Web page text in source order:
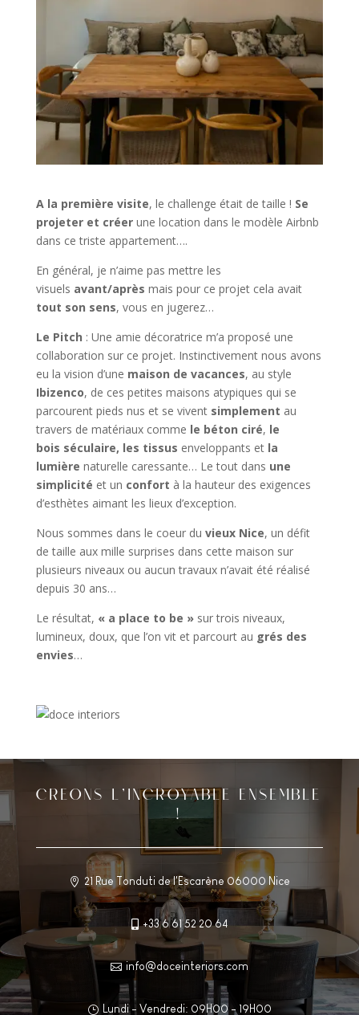
A la première visite, le challenge était de taille ! Se
projeter et créerune location dans le modèle Airbnb
dans ce triste appartement….
En général, je n’aime pas mettre les
visuels avant/après mais pour ce projet cela avait
tout son sens, vous en jugerez…
Le Pitch : Une amie décoratrice m’a proposé une
collaboration sur ce projet. Instinctivement nous avons
eu la vision d’une maison de vacances, au style
Ibizenco, de ces petites maisons atypiques qui se
parcourent pieds nus et se vivent simplement au
travers de matériaux comme le béton ciré, le
bois séculaire, les tissus enveloppants et la
lumière naturelle caressante… Le tout dans une
simplicité et un confort à la hauteur des exigences
d’esthètes aimant les lieux d’exception.
Nous sommes dans le coeur du vieux Nice, un défit
de taille aux mille surprises dans cette maison sur
plusieurs niveaux ou aucun travaux n’avait été réalisé
depuis 30 ans…
Le résultat, « a place to be »sur trois niveaux,
lumineux, doux, que l’on vit et parcourt au grés des
envies…
CREONS L’INCROYABLE ENSEMBLE
!
 21 Rue Tonduti de l'Escarène 06000 Nice
 +33 6 61 52 20 64
 info@doceinteriors.com
} Lundi - Vendredi: 09H00 - 19H00